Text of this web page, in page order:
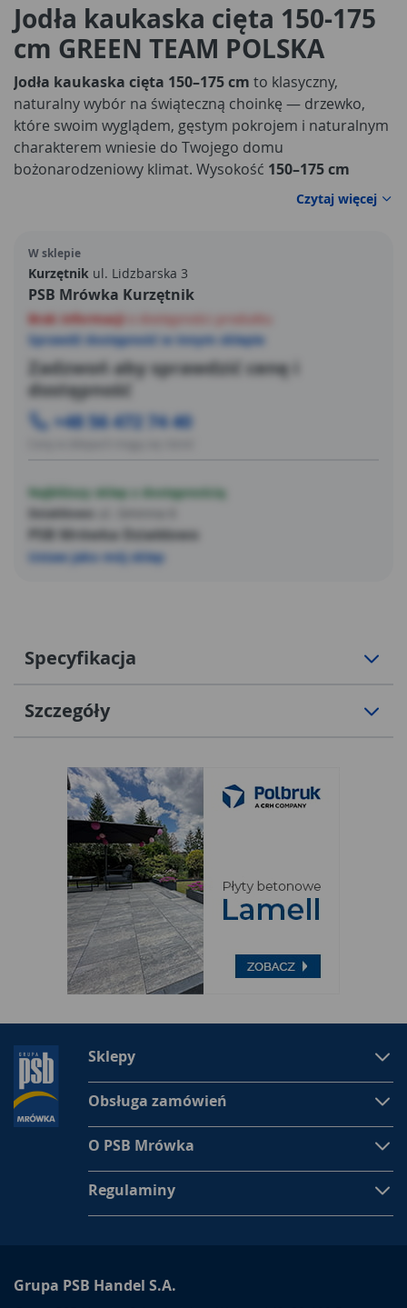
Jodła kaukaska cięta 150-175
cm GREEN TEAM POLSKA
Jodła kaukaska cięta 150–175 cm to klasyczny,
naturalny wybór na świąteczną choinkę — drzewko,
które swoim wyglądem, gęstym pokrojem i naturalnym
charakterem wniesie do Twojego domu
bożonarodzeniowy klimat. Wysokość 150–175 cm
sprawia, że drzewko ma idealne proporcje:
wystarczające, by było centralnym punktem salonu, a
się nawet w przeciętnym metrażu.
Czytaj więcej
W sklepie
Kurzętnik ul. Lidzbarska 3
PSB Mrówka Kurzętnik
Brak informacji
Sprawdź dostępność w innym sklepie
Zadzwoń aby sprawdzić cenę i
dostępność
+48 56 472 74 40
Najbliższy sklep z dostępnością
Działdowo
PSB Mrówka Działdowo
Ustaw jako mój sklep
Specyfikacja
Szczegóły
Sklepy
Obsługa zamówień
O PSB Mrówka
Regulaminy
Grupa PSB Handel S.A.